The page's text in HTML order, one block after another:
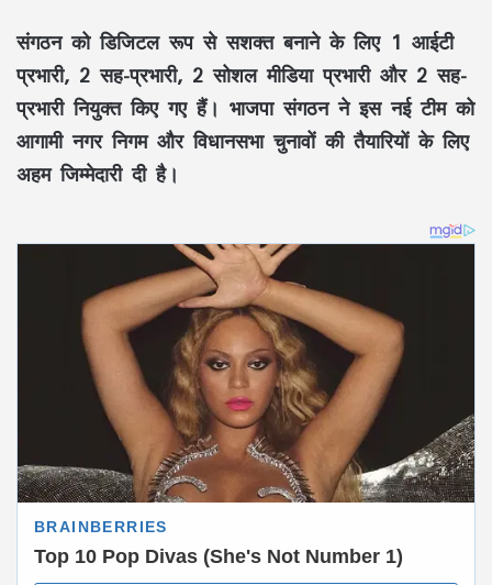
संगठन को डिजिटल रूप से सशक्त बनाने के लिए 1 आईटी
प्रभारी, 2 सह-प्रभारी, 2 सोशल मीडिया प्रभारी और 2 सह-
प्रभारी नियुक्त किए गए हैं। भाजपा संगठन ने इस नई टीम को
आगामी नगर निगम और विधानसभा चुनावों की तैयारियों के लिए
अहम जिम्मेदारी दी है।